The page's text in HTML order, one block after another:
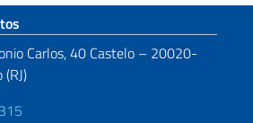
Carlos, 40 Castelo – 20020-